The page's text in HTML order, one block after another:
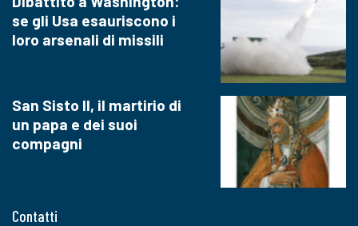
Contatti
se gli Usa esauriscono i
loro arsenali di missili
San Sisto II, il martirio di
un papa e dei suoi
compagni